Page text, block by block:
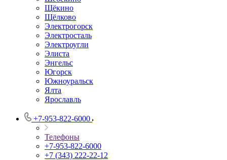
Щёкино
Щёлково
Электрогорск
Электросталь
Электроугли
Элиста
Энгельс
Югорск
Южноуральск
Ялта
Ярославль
+7-953-822-6000
Телефоны
+7-953-822-6000
+7 (343) 222-22-12